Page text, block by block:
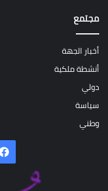
مجتمع
أخبار الجهة
أنشطة ملكية
دولي
سياسة
وطني